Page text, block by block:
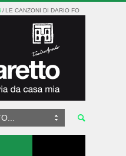
LE CANZONI DI DARIO FO